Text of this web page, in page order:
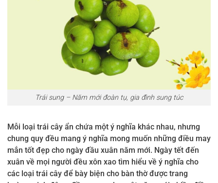
Trái sung – Năm mới đoàn tụ, gia đình sung túc
Mỗi loại trái cây ẩn chứa một ý nghĩa khác nhau, nhưng
chung quy đều mang ý nghĩa mong muốn những điều may
mắn tốt đẹp cho ngày đầu xuân năm mới. Ngày tết đến
xuân về mọi người đều xôn xao tìm hiểu về ý nghĩa cho
các loại trái cây để bày biện cho bàn thờ được trang